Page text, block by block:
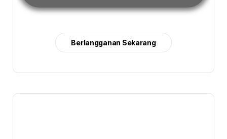
Berlangganan Sekarang